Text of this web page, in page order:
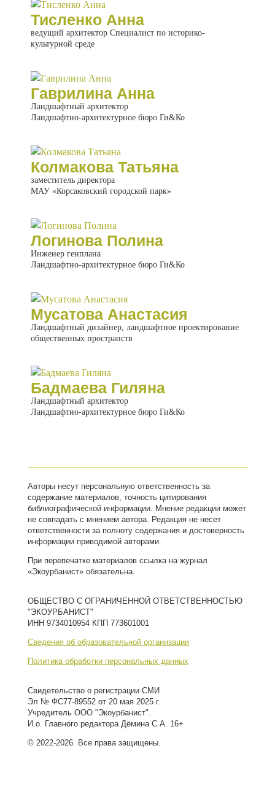
Тисленко Анна
ведущий архитектор Специалист по историко-
культурной среде
Гаврилина Анна
Ландшафтный архитектор
Ландшафтно-архитектурное бюро Ги&Ко
Колмакова Татьяна
заместитель директора
МАУ «Корсаковский городской парк»
Логинова Полина
Инженер генплана
Ландшафтно-архитектурное бюро Ги&Ко
Мусатова Анастасия
Ландшафтный дизайнер, ландшафтное проектирование
общественных пространств
Бадмаева Гиляна
Ландшафтный архитектор
Ландшафтно-архитектурное бюро Ги&Ко
Авторы несут персональную ответственность за
содержание материалов, точность цитирования
библиографической информации. Мнение редакции может
не совпадать с мнением автора. Редакция не несет
ответственности за полноту содержания и достоверность
информации приводимой авторами.
При перепечатке материалов ссылка на журнал
«Экоурбанист» обязательна.
ОБЩЕСТВО С ОГРАНИЧЕННОЙ ОТВЕТСТВЕННОСТЬЮ
"ЭКОУРБАНИСТ"
ИНН 9734010954 КПП 773601001
Сведения об образовательной организации
Политика обработки персональных данных
Свидетельство о регистрации СМИ
Эл № ФС77-89552 от 20 мая 2025 г.
Учредитель ООО "Экоурбанист".
И.о. Главного редактора Дёмина С.А. 16+
© 2022-2026. Все права защищены.